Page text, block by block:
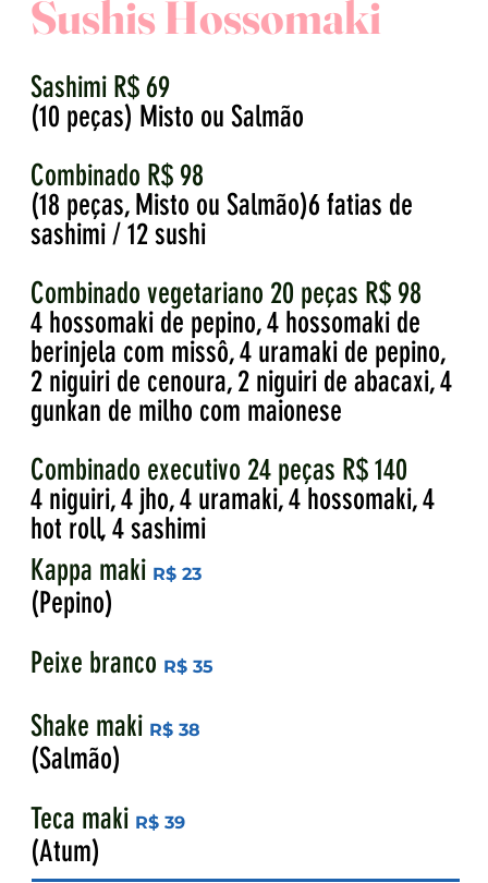
Sashimi R$ 69
(10 peças) Misto ou Salmão
Combinado R$ 98
(18 peças, Misto ou Salmão)6 fatias de
sashimi / 12 sushi
Combinado vegetariano 20 peças R$ 98
4 hossomaki de pepino, 4 hossomaki de
berinjela com missô, 4 uramaki de pepino,
2 niguiri de cenoura, 2 niguiri de abacaxi, 4
gunkan de milho com maionese
Combinado executivo 24 peças R$ 140
4 niguiri, 4 jho, 4 uramaki, 4 hossomaki, 4
hot roll, 4 sashimi
Sushis Hossomaki
Kappa maki R$ 23
(Pepino)
Peixe branco R$ 35
Shake maki R$ 38
(Salmão)
Teca maki R$ 39
(Atum)